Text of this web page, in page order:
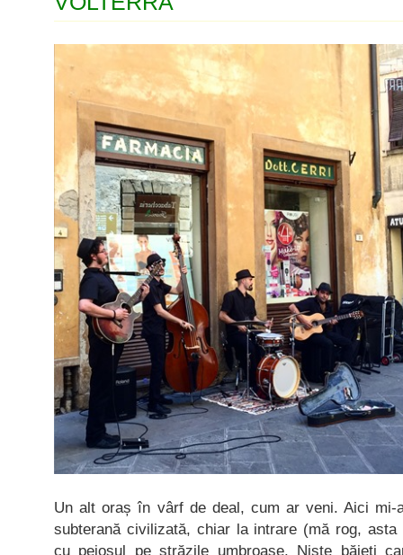
Un alt oraș în vârf de deal, cum ar veni. Aici mi-
subterană civilizată, chiar la intrare (mă rog,
cu pejosul pe străzile umbroase. Niște băieți